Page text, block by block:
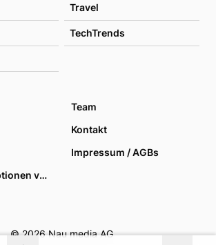
Travel
TechTrends
Team
Kontakt
Impressum / AGBs
Datenschutzoptionen verwalten
© 2026 Nau media AG